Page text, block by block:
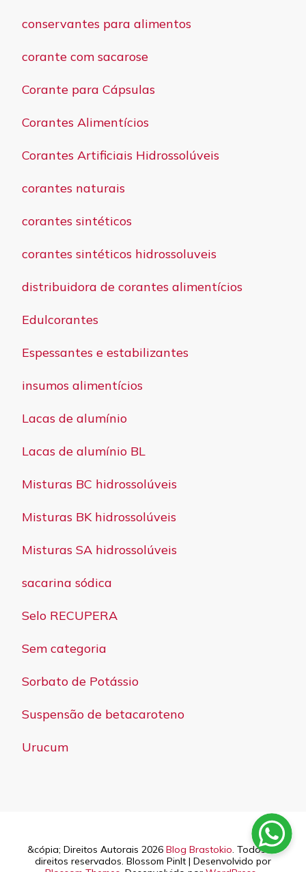
conservantes para alimentos
corante com sacarose
Corante para Cápsulas
Corantes Alimentícios
Corantes Artificiais Hidrossolúveis
corantes naturais
corantes sintéticos
corantes sintéticos hidrossoluveis
distribuidora de corantes alimentícios
Edulcorantes
Espessantes e estabilizantes
insumos alimentícios
Lacas de alumínio
Lacas de alumínio BL
Misturas BC hidrossolúveis
Misturas BK hidrossolúveis
Misturas SA hidrossolúveis
sacarina sódica
Selo RECUPERA
Sem categoria
Sorbato de Potássio
Suspensão de betacaroteno
Urucum
&cópia; Direitos Autorais 2026 Blog Brastokio. Todos os
direitos reservados. Blossom PinIt | Desenvolvido por